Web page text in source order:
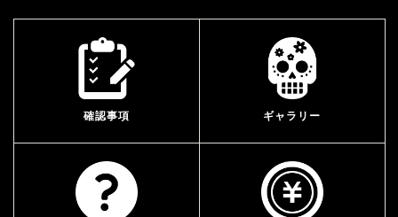
確認事項 ギャラリー